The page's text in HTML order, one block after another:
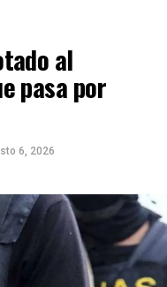
al
pasa por
6, 2026